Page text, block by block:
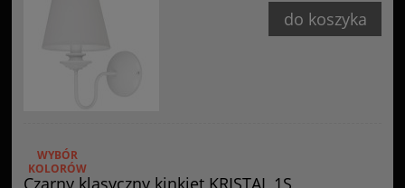
do koszyka
Czarny klasyczny kinkiet KRISTAL 1S
WYBÓR
KOLORÓW